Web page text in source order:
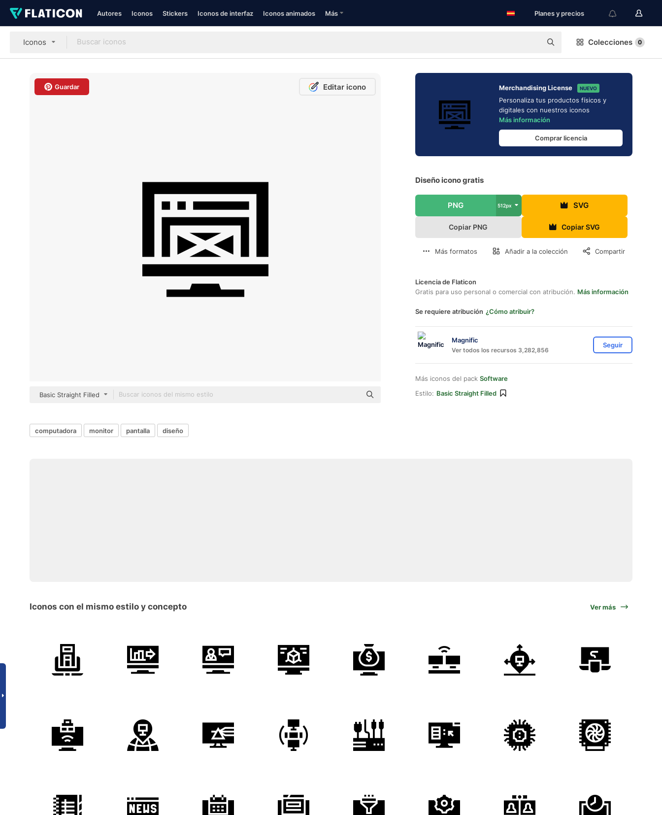
Autores Iconos Stickers Iconos de interfaz Iconos animados Más Planes y precios
Iconos Colecciones 0
Guardar Editar icono
Basic Straight Filled
Merchandising License NUEVO
Personaliza tus productos físicos y
digitales con nuestros iconos
Más información
Comprar licencia
Diseño icono gratis
PNG 512px SVG
Copiar PNG Copiar SVG
Más formatos Añadir a la colección Compartir
Licencia de Flaticon
Gratis para uso personal o comercial con atribución. Más información
Se requiere atribución ¿Cómo atribuir?
Magnific
Ver todos los recursos 3,282,856
Seguir
Más iconos del pack Software
Estilo: Basic Straight Filled
computadora monitor pantalla diseño
Iconos con el mismo estilo y concepto Ver más